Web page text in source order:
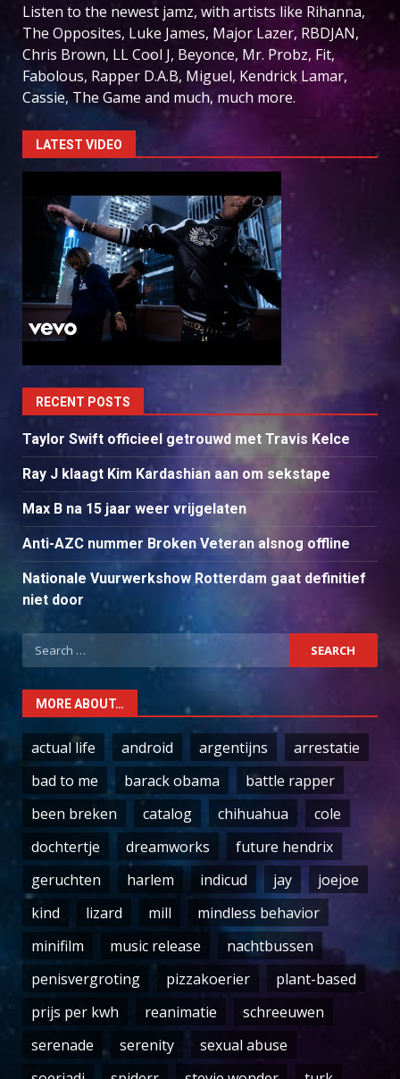
Listen to the newest jamz, with artists like Rihanna,
The Opposites, Luke James, Major Lazer, RBDJAN,
Chris Brown, LL Cool J, Beyonce, Mr. Probz, Fit,
Fabolous, Rapper D.A.B, Miguel, Kendrick Lamar,
Cassie, The Game and much, much more.
LATEST VIDEO
RECENT POSTS
Taylor Swift officieel getrouwd met Travis Kelce
Ray J klaagt Kim Kardashian aan om sekstape
Max B na 15 jaar weer vrijgelaten
Anti-AZC nummer Broken Veteran alsnog offline
Nationale Vuurwerkshow Rotterdam gaat definitief
niet door
Search
for:
MORE ABOUT…
actual life android argentijns
arrestatie
bad to me
barack obama
battle rapper
been breken
catalog chihuahua
cole
dochtertje
dreamworks
future hendrix
geruchten
harlem indicud jay
joejoe
kind
lizard mill
mindless behavior
minifilm
music release
nachtbussen
penisvergroting
pizzakoerier
plant-based
prijs per kwh
reanimatie
schreeuwen
serenade
serenity
sexual abuse